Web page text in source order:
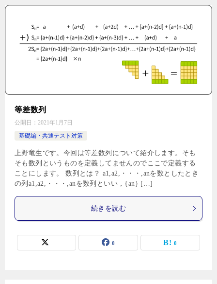
等差数列
公開日： 2021年1月7日
基礎編・共通テスト対策
上野竜生です。今回は等差数列について紹介します。そも
そも数列というものを定義してませんのでここで定義する
ことにします。 数列とは？ a1,a2,・・・,anを数としたとき
の列a1,a2,・・・,anを数列といい，{an} […]
続きを読む
0 0